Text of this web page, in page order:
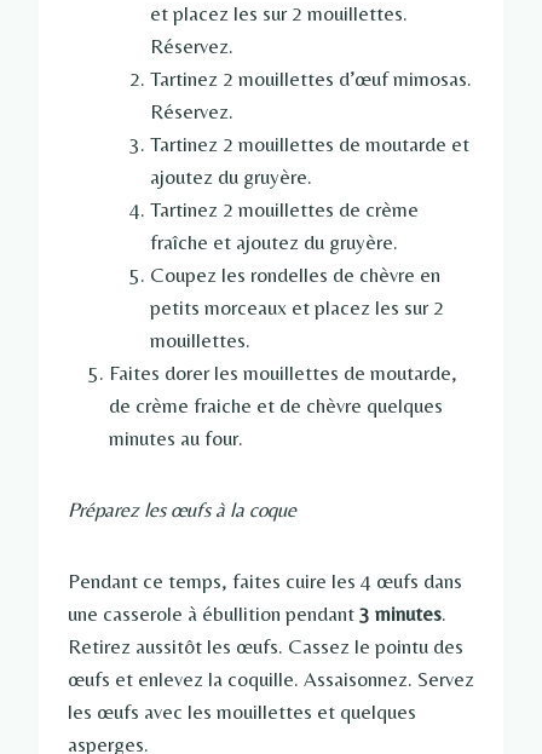
et placez les sur 2 mouillettes.
Réservez.
Tartinez 2 mouillettes d’œuf mimosas.
Réservez.
Tartinez 2 mouillettes de moutarde et
ajoutez du gruyère.
Tartinez 2 mouillettes de crème
fraîche et ajoutez du gruyère.
Coupez les rondelles de chèvre en
petits morceaux et placez les sur 2
mouillettes.
Faites dorer les mouillettes de moutarde,
de crème fraiche et de chèvre quelques
minutes au four.
Préparez les œufs à la coque
Pendant ce temps, faites cuire les 4 œufs dans
une casserole à ébullition pendant 3 minutes.
Retirez aussitôt les œufs. Cassez le pointu des
œufs et enlevez la coquille. Assaisonnez. Servez
les œufs avec les mouillettes et quelques
asperges.